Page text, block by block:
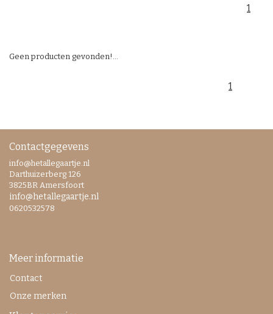
1
Geen producten gevonden!...
1
Contactgegevens
info@hetallegaartje.nl
Darthuizerberg 126
3825BR Amersfoort
info@hetallegaartje.nl
0620532578
Meer informatie
Contact
Onze merken